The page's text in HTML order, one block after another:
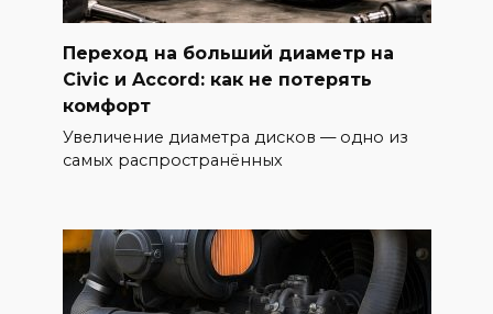
Переход на больший диаметр на
Civic и Accord: как не потерять
комфорт
Увеличение диаметра дисков — одно из
самых распространённых